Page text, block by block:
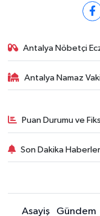
Antalya Nöbetçi
Antalya Namaz
Puan Durumu ve
Son Dakika
Asayiş Gündem